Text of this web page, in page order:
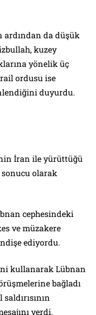
ardından da düşük
kuzey
yönelik üç
ordusu ise
duyurdu.
İran ile yürüttüğü
olarak
cephesindeki
ve müzakere
ediyordu.
kullanarak Lübnan
bağladı
verdi.